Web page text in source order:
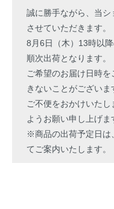
誠に勝手ながら、当シ
させていただきます。
8月6日（木）13時以
順次出荷となります。
ご希望のお届け日時
きないことがございま
ご不便をおかけいた
ようお願い申し上げま
※商品の出荷予定日は
てご案内いたします。